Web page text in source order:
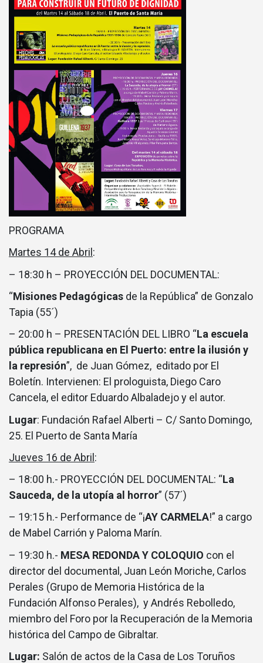
PROGRAMA
Martes 14 de Abril :
– 18:30 h – PROYECCIÓN DEL DOCUMENTAL:
“Misiones Pedagógicas de la República” de Gonzalo
Tapia (55´)
– 20:00 h – PRESENTACIÓN DEL LIBRO “La escuela
pública republicana en El Puerto: entre la ilusión y
la represión”, de Juan Gómez, editado por El
Boletín. Intervienen: El prologuista, Diego Caro
Cancela, el editor Eduardo Albaladejo y el autor.
Lugar: Fundación Rafael Alberti – C/ Santo Domingo,
25. El Puerto de Santa María
Jueves 16 de Abril :
– 18:00 h.- PROYECCIÓN DEL DOCUMENTAL: “La
Sauceda, de la utopía al horror” (57´)
– 19:15 h.- Performance de “¡AY CARMELA!” a cargo
de Mabel Carrión y Paloma Marín.
– 19:30 h.- MESA REDONDA Y COLOQUIO con el
director del documental, Juan León Moriche, Carlos
Perales (Grupo de Memoria Histórica de la
Fundación Alfonso Perales), y Andrés Rebolledo,
miembro del Foro por la Recuperación de la Memoria
histórica del Campo de Gibraltar.
Lugar: Salón de actos de la Casa de Los Toruños